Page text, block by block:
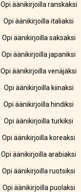
Opi äänikirjoilla ranskaksi
Opi äänikirjoilla italiaksi
Opi äänikirjoilla saksaksi
Opi äänikirjoilla japaniksi
Opi äänikirjoilla venäjäksi
Opi äänikirjoilla kiinaksi
Opi äänikirjoilla hindiksi
Opi äänikirjoilla turkiksi
Opi äänikirjoilla koreaksi
Opi äänikirjoilla arabiaksi
Opi äänikirjoilla ruotsiksi
Opi äänikirjoilla puolaksi